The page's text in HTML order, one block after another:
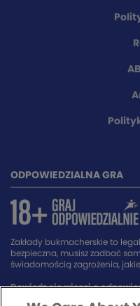
ODPOWIEDZIALNA GRA
Zakłady bukmacherskie to
bezpieczna, musisz zadbać
świadomością zagrożenia,
Dowiedz się więcej o